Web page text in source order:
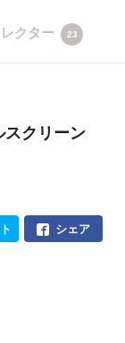
クター 23
スクリーン
シェア